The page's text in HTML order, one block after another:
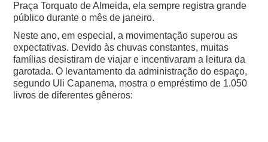
Praça Torquato de Almeida, ela sempre registra grande
público durante o mês de janeiro.
Neste ano, em especial, a movimentação superou as
expectativas. Devido às chuvas constantes, muitas
famílias desistiram de viajar e incentivaram a leitura da
garotada. O levantamento da administração do espaço,
segundo Uli Capanema, mostra o empréstimo de 1.050
livros de diferentes gêneros: